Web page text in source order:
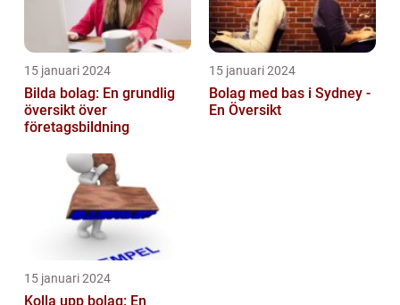
15 januari 2024
Bilda bolag: En grundlig
översikt över
företagsbildning
15 januari 2024
Bolag med bas i Sydney -
En Översikt
15 januari 2024
Kolla upp bolag: En